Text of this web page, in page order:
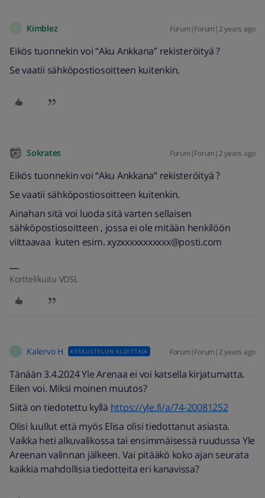
Kimblez Forum|Forum|2 years ago
Eikös tuonnekin voi “Aku Ankkana” rekisteröityä ?
Se vaatii sähköpostiosoitteen kuitenkin.
Sokrates Forum|Forum|2 years ago
Eikös tuonnekin voi “Aku Ankkana” rekisteröityä ?
Se vaatii sähköpostiosoitteen kuitenkin.
Ainahan sitä voi luoda sitä varten sellaisen
sähköpostiosoitteen , jossa ei ole mitään henkilöön
viittaavaa kuten esim. xyzxxxxxxxxxxx@posti.com
Korttelikuitu VDSL
Kalervo H KESKUSTELUN ALOITTAJA Forum|Forum|2 years ago
Tänään 3.4.2024 Yle Arenaa ei voi katsella kirjatumatta.
Eilen voi. Miksi moinen muutos?
Siitä on tiedotettu kyllä https://yle.fi/a/74-20081252
Olisi luullut että myös Elisa olisi tiedottanut asiasta.
Vaikka heti alkuvalikossa tai ensimmäisessä ruudussa Yle
Areenan valinnan jälkeen. Vai pitääkö koko ajan seurata
kaikkia mahdollisia tiedotteita eri kanavissa?